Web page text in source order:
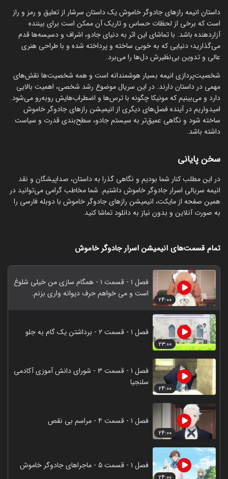
داستان انیمه رازهای جادوگر خاموش یک داستان سرشار از تعلیق و رمز و راز
است که برخی از لحظات حساس و تاریک آن ممکن است برای بیننده
آزاردهنده باشد. با تماشای این اثر به دنیای جادو، اشراف و دسیسه‌ها قدم
می‌گذارید؛ دنیایی که به خوبی ساخته و پرداخته شده و با طراحی هنری
عالی و تدوین بی‌نظیرش دل‌ها را می‌برد.
شخصیت‌پردازی انیمه بسیار هوشمندانه است و همه شخصیت‌ها نقش‌های
مهمی در داستان دارند. در این سریال موضوع رشد شخصی، اهمیت بالایی
دارد و می‌بینیم که مونیکا چگونه با ترس‌ها و اضطراب‌هایش روبه‌رو می‌شود.
امیدواریم در آینده فصل‌های دیگری از انیمیشن رازهای جادوگر خاموش
ساخته شود و نگاهی عمیق‌تر به سیستم جادو، سطح‌بندی قدرت و سیاست
داشته باشد.
سخن پایانی
در این مطلب کنار شما بودیم و نگاهی گذرا به داستان، صداپیشگان و نقد
انیمه سریالی اسرار جادوگر خاموش داشتیم. شما مخاطب گرامی می‌توانید در
همین صفحه از مایکت، انیمیشن رازهای جادوگر خاموش با دوبله فارسی را
به صورت آنلاین و بدون نیاز به دانلود تماشا کنید.
تمام قسمت‌های انیمیشن اسرار جادوگر خاموش
۲۴:۰۰
فصل ۱ - قسمت ۱ - همگام‌ سازی من خیلی شلوغ
است و می‌ خواهم حرف دیوانه‌ واری بزنم.
۲۳:۰۰
فصل ۱ - قسمت ۲ - برداشتن یک گام به جلو
۲۴:۰۰
فصل ۱ - قسمت ۳ - شورای دانش آموزی آکادمی
سلنجیا
۲۴:۰۰
فصل ۱ - قسمت ۴ - مراسم بی نقص
۲۴:۰۰
فصل ۱ - قسمت ۵ - ماجراهای جادوگر خاموش